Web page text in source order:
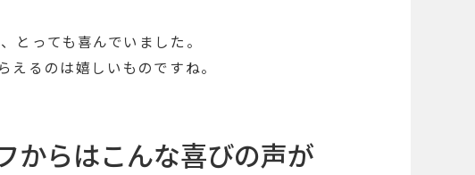
とっても喜んでいました。
えるのは嬉しいものですね。
からはこんな喜びの声が